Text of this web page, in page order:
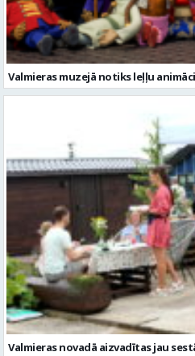
Valmieras muzejā notiks leļļu
Valmieras novadā aizvadītas jau